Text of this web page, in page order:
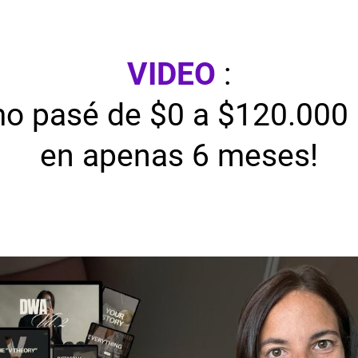
VIDEO :
pasé de $0 a $120.000
en apenas 6 meses!